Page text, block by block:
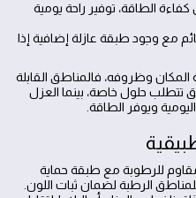
الطاقة، توفير راحة يومية
مع وجود طبقة عازلة إضافية إذا
المكان وظروفه، فالمناطق القابلة
تتطلب حلول خاصة، بينما العزل
ويوفر الطاقة.
للرطوبة مع طبقة حماية
الرطبة لضمان ثبات اللون.